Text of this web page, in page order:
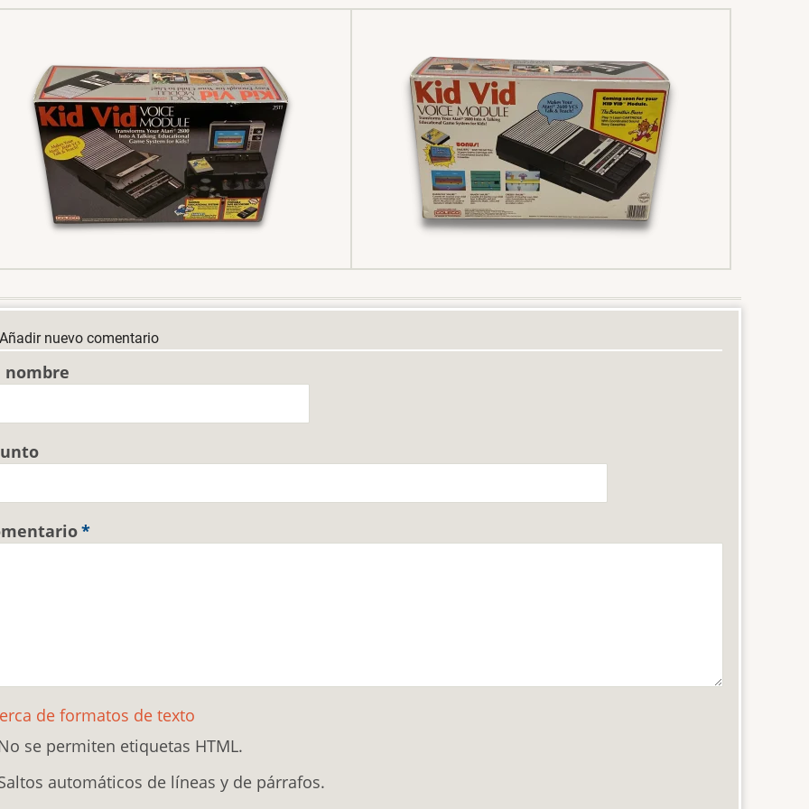
nuevo comentario
nombre
de formatos de texto
se permiten etiquetas HTML.
automáticos de líneas y de párrafos.